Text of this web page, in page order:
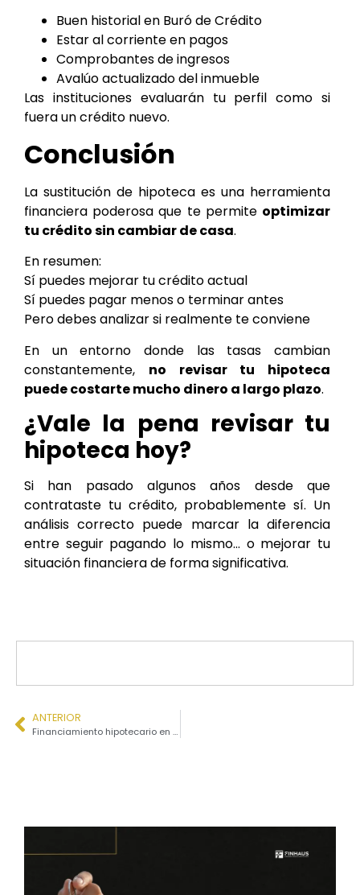
Buen historial en Buró de Crédito
Estar al corriente en pagos
Comprobantes de ingresos
Avalúo actualizado del inmueble
Las instituciones evaluarán tu perfil como si
fuera un crédito nuevo.
Conclusión
La sustitución de hipoteca es una herramienta
financiera poderosa que te permite optimizar
tu crédito sin cambiar de casa.
En resumen:
Sí puedes mejorar tu crédito actual
Sí puedes pagar menos o terminar antes
Pero debes analizar si realmente te conviene
En un entorno donde las tasas cambian
constantemente, no revisar tu hipoteca
puede costarte mucho dinero a largo plazo.
¿Vale la pena revisar tu
hipoteca hoy?
Si han pasado algunos años desde que
contrataste tu crédito, probablemente sí. Un
análisis correcto puede marcar la diferencia
entre seguir pagando lo mismo… o mejorar tu
situación financiera de forma significativa.
ANTERIOR
Financiamiento hipotecario en México: todo lo que debes entender antes de solicitarlo